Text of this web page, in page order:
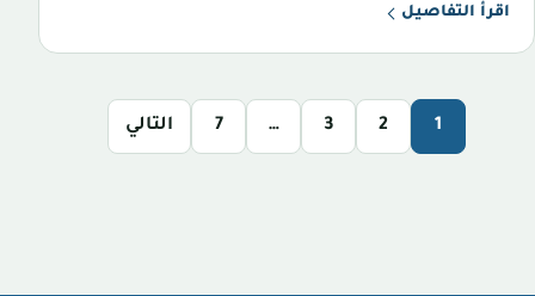
اقرأ التفاصيل
1
2
3
…
7 التالي